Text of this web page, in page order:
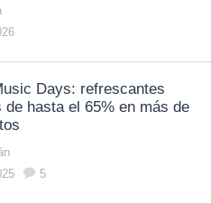
Days: refrescantes
de hasta el 65% en más de
5